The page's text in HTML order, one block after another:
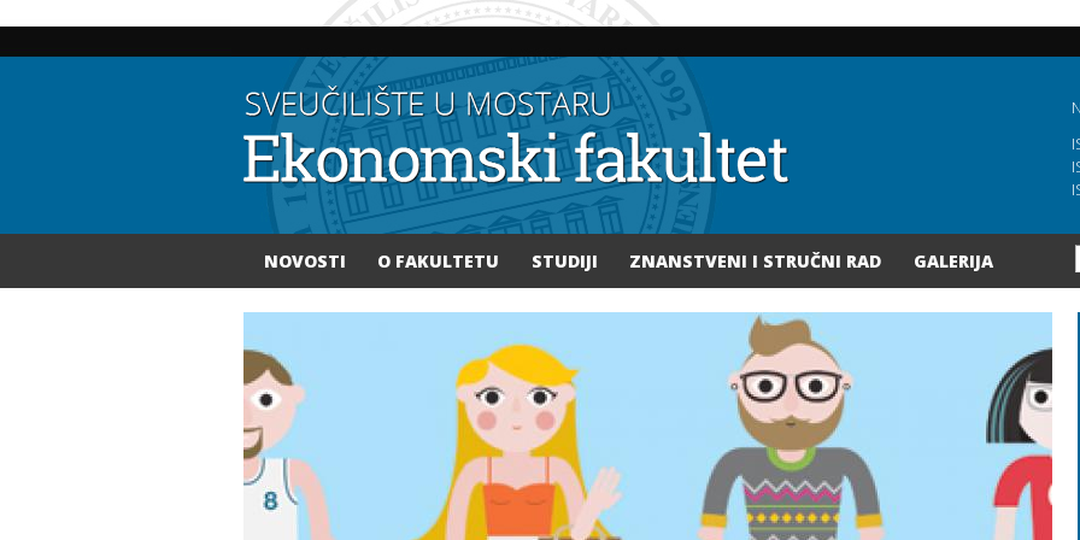
glavni
NOVOSTI O FAKULTETU STUDIJI ZNANSTVENI I STRUČNI RAD GALERIJA
Vi ste ovdje